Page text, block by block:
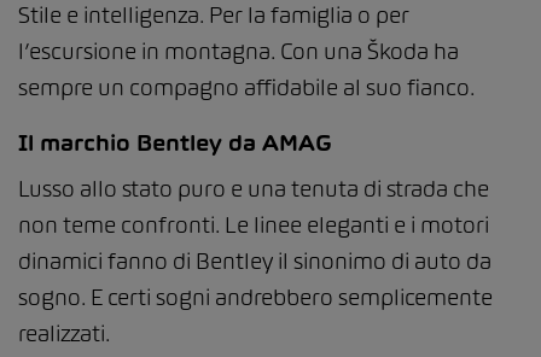
Stile e intelligenza. Per la famiglia o per
l’escursione in montagna. Con una Škoda ha
sempre un compagno affidabile al suo fianco.
Il marchio Bentley da AMAG
Lusso allo stato puro e una tenuta di strada che
non teme confronti. Le linee eleganti e i motori
dinamici fanno di Bentley il sinonimo di auto da
sogno. E certi sogni andrebbero semplicemente
realizzati.